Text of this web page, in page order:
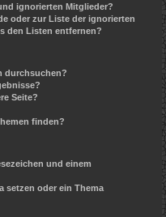
ignorierten Mitglieder?
oder zur Liste der ignorierten
den Listen entfernen?
durchsuchen?
Seite?
finden?
und einem
setzen oder ein Thema